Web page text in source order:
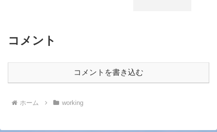
コメント
コメントを書き込む
ホーム working